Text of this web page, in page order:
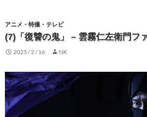
アニメ・特撮・テレビ
(7)「復讐の鬼」 – 雲霧仁左衛門フ
2025 / 2 / 16 NK